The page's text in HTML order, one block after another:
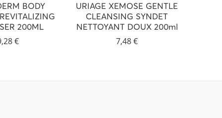
BODY
200ML
€
URIAGE XEMOSE GENTLE
CLEANSING SYNDET
NETTOYANT DOUX 200ml
7,48€